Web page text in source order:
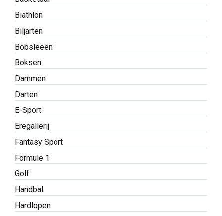
Biathlon
Biljarten
Bobsleeën
Boksen
Dammen
Darten
E-Sport
Eregallerij
Fantasy Sport
Formule 1
Golf
Handbal
Hardlopen